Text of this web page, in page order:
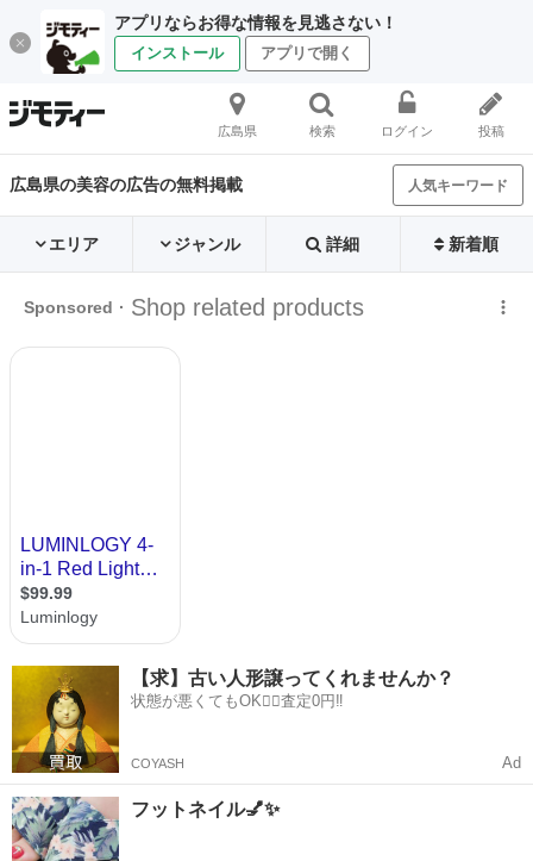
アプリならお得な情報を見逃さない！
インストール アプリで開く
広島県 検索 ログイン 投稿
広島県の美容の広告の無料掲載 人気キーワード
エリア ジャンル 詳細 新着順
【求】古い人形譲ってくれませんか？
状態が悪くてもOK🙆‍♀️査定0円‼️
COYASH Ad
フットネイル💅✨